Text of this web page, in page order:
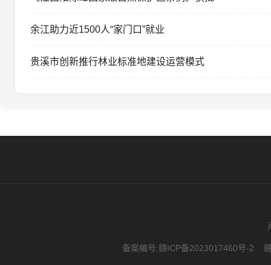
余江助力近1500人“家门口”就业
贵溪市创新推行林业标准地建设运营模式
备案编号:赣ICP备2023017460号-2